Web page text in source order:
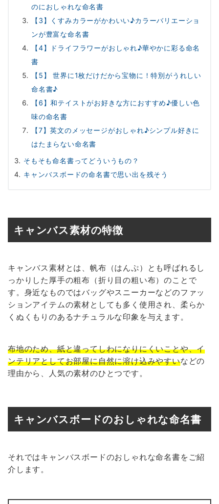
のにおしゃれな命名書
【3】くすみカラーがかわいい♪カラーバリエーショ
ンが豊富な命名書
【4】ドライフラワーがおしゃれ♪華やかに彩る命名
書
【5】 世界に1枚だけだから宝物に！特別がうれしい
命名書♪
【6】和テイストがお好きな方におすすめ♪優しい色
味の命名書
【7】英文のメッセージがおしゃれ♪シンプル好きに
はたまらない命名書
そもそも命名書ってどういうもの？
キャンバスボードの命名書で思い出を残そう
キャンバス素材の特徴
キャンバス素材とは、帆布（はんぷ）とも呼ばれるし
っかりした厚手の粗布（折り目の粗い布）のことで
す。身近なものではバッグやスニーカーなどのファッ
ションアイテムの素材としても多く使用され、柔らか
くぬくもりのあるナチュラルな印象を与えます。
布地のため、紙と違ってしわになりにくいことや、イ
ンテリアとしてお部屋に自然に溶け込みやすいなどの
理由から、人気の素材のひとつです。
キャンバスボードのおしゃれな命名書
それではキャンバスボードのおしゃれな命名書をご紹
介します。